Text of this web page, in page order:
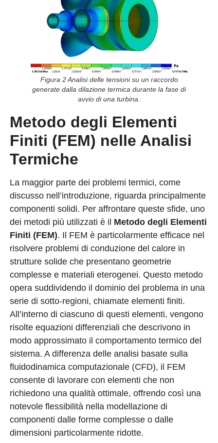
Figura 2 Analisi delle tensioni su un raccordo
generate dalla dilazione termica durante la fase di
avvio di una turbina.
Metodo degli Elementi
Finiti (FEM) nelle Analisi
Termiche
La maggior parte dei problemi termici, come
discusso nell’introduzione, riguarda principalmente
componenti solidi. Per affrontare queste sfide, uno
dei metodi più utilizzati è il Metodo degli Elementi
Finiti (FEM). Il FEM è particolarmente efficace nel
risolvere problemi di conduzione del calore in
strutture solide che presentano geometrie
complesse e materiali eterogenei. Questo metodo
opera suddividendo il dominio del problema in una
serie di sotto-regioni, chiamate elementi finiti.
All’interno di ciascuno di questi elementi, vengono
risolte equazioni differenziali che descrivono in
modo approssimato il comportamento termico del
sistema. A differenza delle analisi basate sulla
fluidodinamica computazionale (CFD), il FEM
consente di lavorare con elementi che non
richiedono una qualità ottimale, offrendo così una
notevole flessibilità nella modellazione di
componenti dalle forme complesse o dalle
dimensioni particolarmente ridotte.